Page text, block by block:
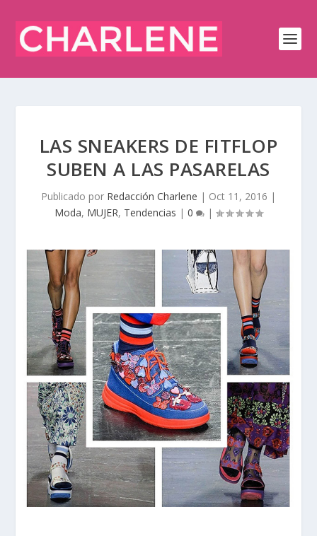
LAS SNEAKERS DE FITFLOP
SUBEN A LAS PASARELAS
Publicado por Redacción Charlene | Oct 11, 2016 |
Moda, MUJER, Tendencias | 0 |